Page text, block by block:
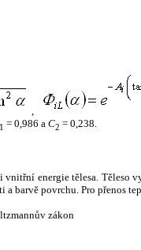
,
1 = 0,986 a C2 = 0,238.
energie tělesa.
barvě povrchu. Pro přenos
zákon